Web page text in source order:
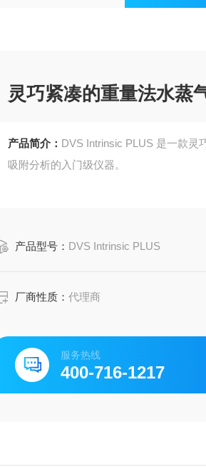
灵巧紧凑的重量法水蒸
产品简介： DVS Intrinsic PLUS 是一款灵
吸附分析的入门级仪器。
产品型号： DVS Intrinsic PLUS
厂商性质：代理商
服务热线
400-716-1217